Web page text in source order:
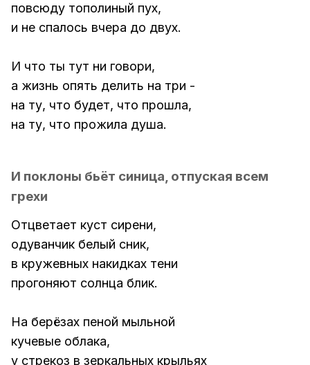
повсюду тополиный пух,
и не спалось вчера до двух.
И что ты тут ни говори,
а жизнь опять делить на три -
на ту, что будет, что прошла,
на ту, что прожила душа.
И поклоны бьёт синица, отпуская всем
грехи
Отцветает куст сирени,
одуванчик белый сник,
в кружевных накидках тени
прогоняют солнца блик.
На берёзах пеной мыльной
кучевые облака,
у стрекоз в зеркальных крыльях